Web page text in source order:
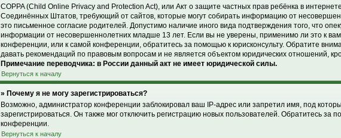
COPPA (Child Online Privacy and Protection Act), или Акт о защите частных прав ребёнка в
Соединённых Штатов, требующий от сайтов, которые могут собирать информацию от
это письменное согласие родителей. Допустимо наличие иного вида подтверждения того, что
информации от несовершеннолетних младше 13 лет. Если вы не уверены, применимо ли это к
конференции, или к самой конференции, обратитесь за помощью к юрисконсульту. Обратите
давать рекомендаций по правовым вопросам и не является объектом юридических отношений,
Примечание переводчика: в России данный акт не имеет юридической силы.
Вернуться к началу
» Почему я не могу зарегистрироваться?
Возможно, администратор конференции заблокировал ваш IP-адрес или запретил имя, под
зарегистрироваться. Он также мог отключить регистрацию новых пользователей. Обратитесь за
конференции.
Вернуться к началу